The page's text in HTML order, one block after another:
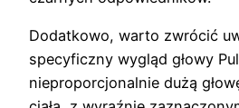
Dodatkowo, warto zwrócić
specyficzny wygląd głowy
nieproporcjonalnie dużą